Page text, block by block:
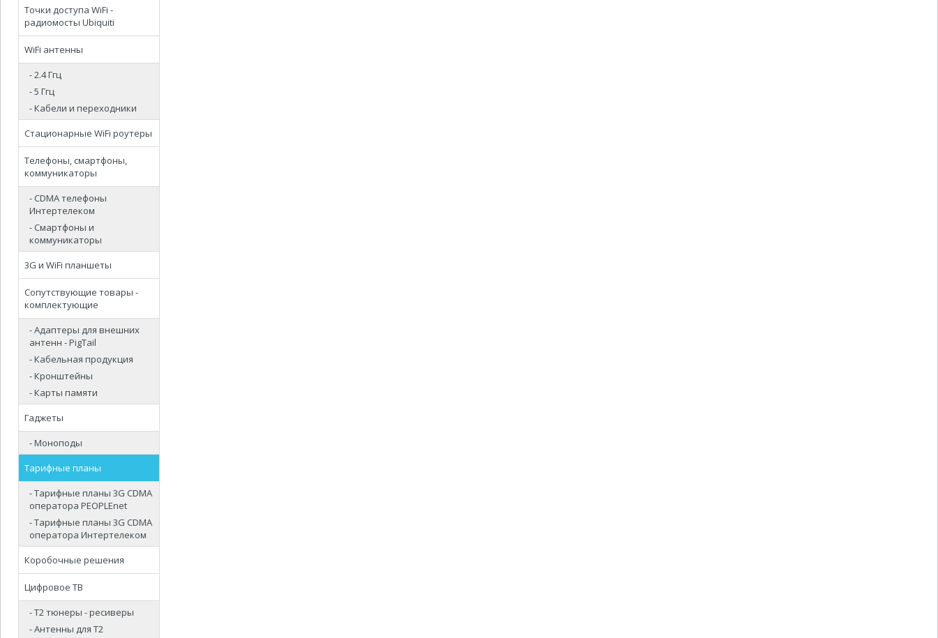
Точки доступа WiFi -
радиомосты Ubiquiti
WiFi антенны
- 2.4 Ггц
- 5 Ггц
- Кабели и переходники
Стационарные WiFi роутеры
Телефоны, смартфоны,
коммуникаторы
- CDMA телефоны
Интертелеком
- Смартфоны и
коммуникаторы
3G и WiFi планшеты
Сопутствующие товары -
комплектующие
- Адаптеры для внешних
антенн - PigTail
- Кабельная продукция
- Кронштейны
- Карты памяти
Гаджеты
- Моноподы
Тарифные планы
- Тарифные планы 3G CDMA
оператора PEOPLEnet
- Тарифные планы 3G CDMA
оператора Интертелеком
Коробочные решения
Цифровое ТВ
- Т2 тюнеры - ресиверы
- Антенны для Т2